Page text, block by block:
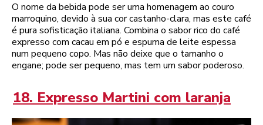
O nome da bebida pode ser uma homenagem ao couro
marroquino, devido à sua cor castanho-clara, mas este café
é pura sofisticação italiana. Combina o sabor rico do café
expresso com cacau em pó e espuma de leite espessa
num pequeno copo. Mas não deixe que o tamanho o
engane; pode ser pequeno, mas tem um sabor poderoso.
18. Expresso Martini com laranja